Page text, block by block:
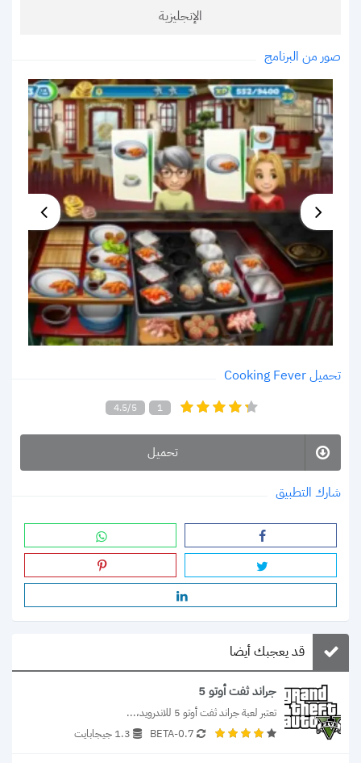
الإنجليزية
صور من البرنامج
تحميل Cooking Fever
4.5/5 1
تحميل
شارك التطبيق
قد يعجبك أيضا
جراند ثفت أوتو 5
تعتبر لعبة جراند ثفت أوتو 5 للاندرويد،...
0.7-BETA
1.3 جيجابايت